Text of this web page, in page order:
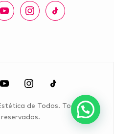
de Todos. Todos los